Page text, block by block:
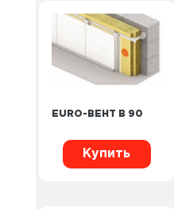
EURO-ВЕНТ В 90
Купить